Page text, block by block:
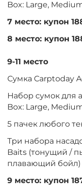
Box: Large,
7 место: купон
8 место: купон
9-11 место
Сумка Carptoday
Набор сумок для
Box: Large,
5 пачек любого
Три набора
Baits (тонущий /
плавающий бойл)
9 место: купон